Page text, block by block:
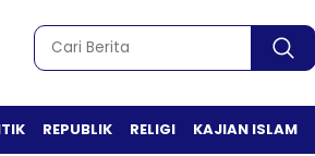
REPUBLIK RELIGI KAJIAN ISLAM